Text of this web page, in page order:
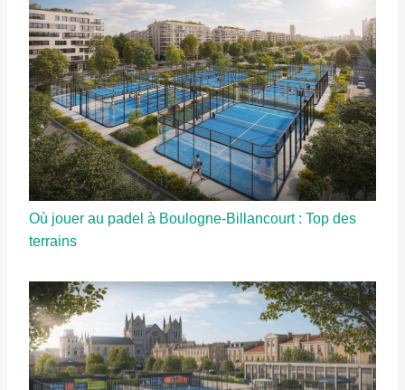
Où jouer au padel à Boulogne-Billancourt : Top des
terrains